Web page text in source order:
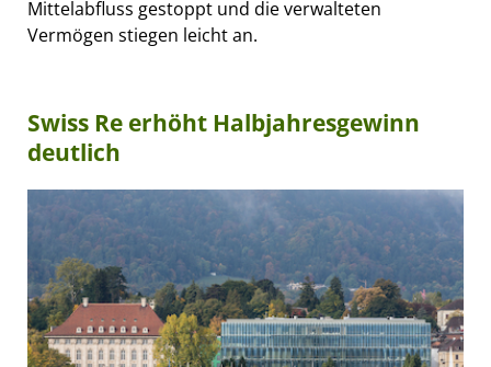
Mittelabfluss gestoppt und die verwalteten
Vermögen stiegen leicht an.
Swiss Re erhöht Halbjahresgewinn
deutlich